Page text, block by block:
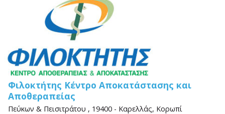
Φιλοκτήτης Κέντρο Αποκατάστασης και
Αποθεραπείας
Πεύκων & Πεισιτράτου , 19400 - Καρελλάς, Κορωπί